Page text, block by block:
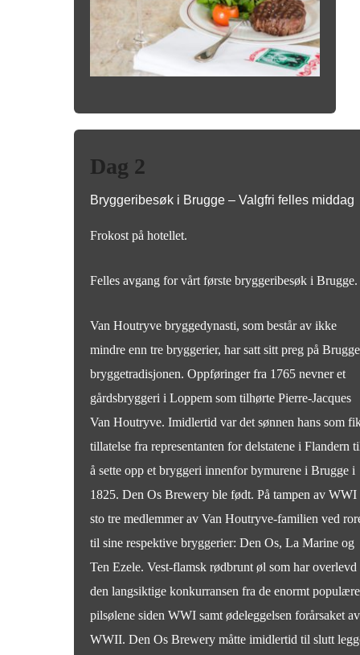
Dag 2
Bryggeribesøk i Brugge – Valgfri felles middag
Frokost på hotellet.
Felles avgang for vårt første bryggeribesøk i Brugge.
Van Houtryve bryggedynasti, som består av ikke
mindre enn tre bryggerier, har satt sitt preg på
bryggetradisjonen. Oppføringer fra 1765 nevner et
gårdsbryggeri i Loppem som tilhørte Pierre-Jacques
Van Houtryve. Imidlertid var det sønnen hans som
tillatelse fra representanten for delstatene i Flandern
å sette opp et bryggeri innenfor bymurene i Brugge i
1825. Den Os Brewery ble født. På tampen av WWI
sto tre medlemmer av Van Houtryve-familien ved
til sine respektive bryggerier: Den Os, La Marine og
Ten Ezele. Vest-flamsk rødbrunt øl som har overlevd
den langsiktige konkurransen fra de enormt populære
pilsølene siden WWI samt ødeleggelsen forårsaket av
WWII. Den Os Brewery måtte imidlertid til slutt